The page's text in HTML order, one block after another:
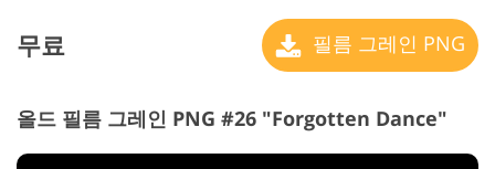
무료 필름 그레인 PNG
올드 필름 그레인 PNG #26 "Forgotten Dance"